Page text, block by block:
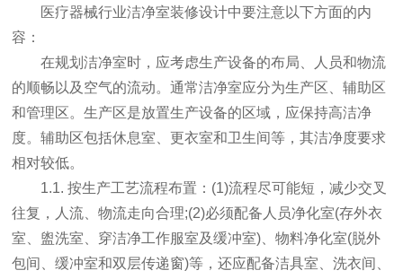
医疗器械行业洁净室装修设计中要注意以下方面的内
容：
在规划洁净室时，应考虑生产设备的布局、人员和物流
的顺畅以及空气的流动。通常洁净室应分为生产区、辅助区
和管理区。生产区是放置生产设备的区域，应保持高洁净
度。辅助区包括休息室、更衣室和卫生间等，其洁净度要求
相对较低。
1.1. 按生产工艺流程布置：(1)流程尽可能短，减少交叉
往复，人流、物流走向合理;(2)必须配备人员净化室(存外衣
室、盥洗室、穿洁净工作服室及缓冲室)、物料净化室(脱外
包间、缓冲室和双层传递窗)等，还应配备洁具室、洗衣间、